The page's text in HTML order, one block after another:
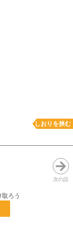
しおりを挟む
次の話
ろう